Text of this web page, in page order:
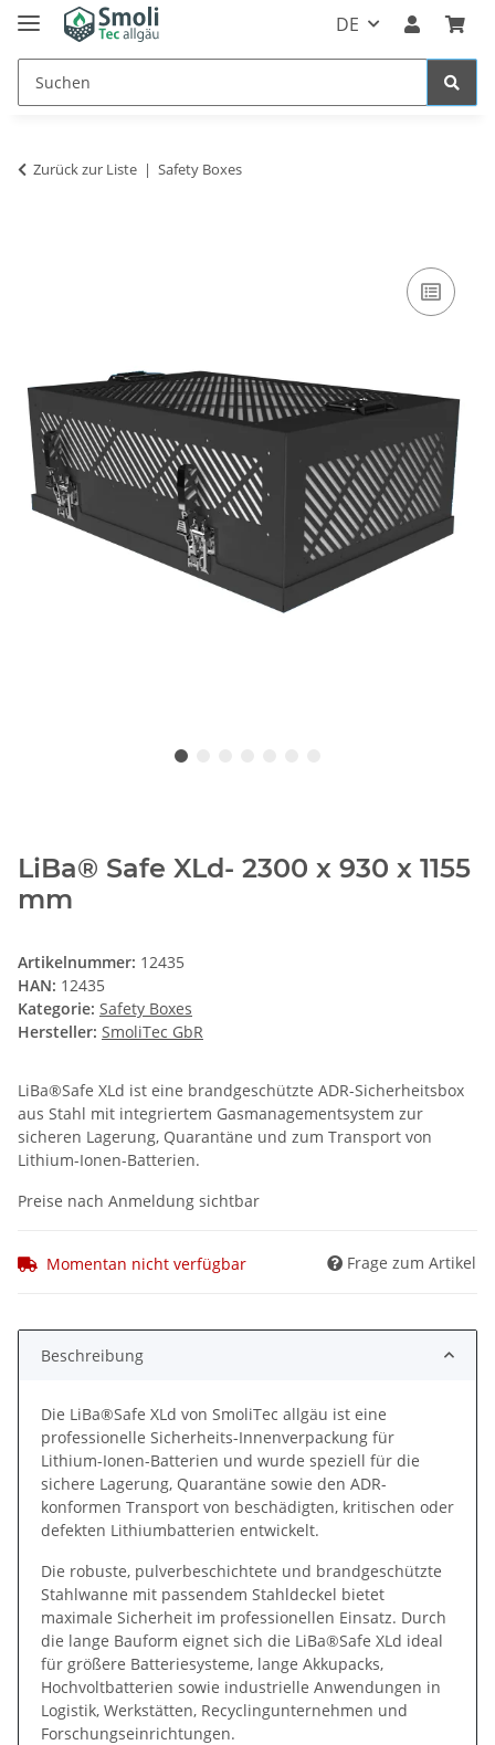
DE
Zurück zur Liste Safety Boxes
LiBa® Safe XLd- 2300 x 930 x 1155
mm
Artikelnummer: 12435
HAN: 12435
Kategorie: Safety Boxes
Hersteller: SmoliTec GbR
LiBa®Safe XLd ist eine brandgeschützte ADR-Sicherheitsbox
aus Stahl mit integriertem Gasmanagementsystem zur
sicheren Lagerung, Quarantäne und zum Transport von
Lithium-Ionen-Batterien.
Preise nach Anmeldung sichtbar
Momentan nicht verfügbar Frage zum Artikel
Beschreibung
Die LiBa®Safe XLd von SmoliTec allgäu ist eine
professionelle Sicherheits-Innenverpackung für
Lithium-Ionen-Batterien und wurde speziell für die
sichere Lagerung, Quarantäne sowie den ADR-
konformen Transport von beschädigten, kritischen oder
defekten Lithiumbatterien entwickelt.
Die robuste, pulverbeschichtete und brandgeschützte
Stahlwanne mit passendem Stahldeckel bietet
maximale Sicherheit im professionellen Einsatz. Durch
die lange Bauform eignet sich die LiBa®Safe XLd ideal
für größere Batteriesysteme, lange Akkupacks,
Hochvoltbatterien sowie industrielle Anwendungen in
Logistik, Werkstätten, Recyclingunternehmen und
Forschungseinrichtungen.